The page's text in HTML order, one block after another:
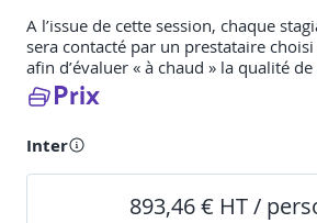
A l’issue de cette session, chaque
sera contacté par un prestataire choisi
afin d’évaluer « à chaud » la qualité
Prix
Inter
893,46 € HT /